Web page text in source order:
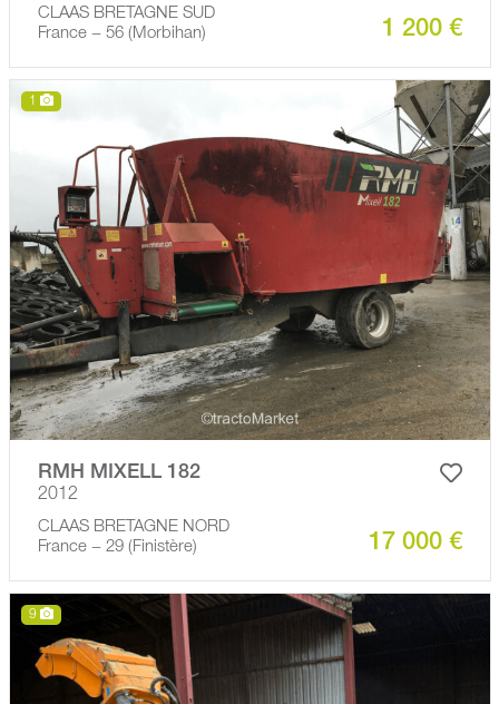
CLAAS BRETAGNE SUD
France − 56 (Morbihan)
1 200 €
1
RMH MIXELL 182
2012
CLAAS BRETAGNE NORD
France − 29 (Finistère)
17 000 €
9